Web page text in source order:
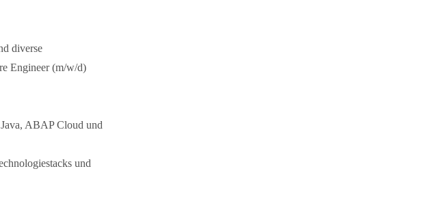
diverse
Engineer (m/w/d)
ABAP Cloud und
und